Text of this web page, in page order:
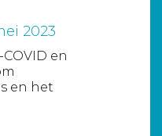
2023
en
en het